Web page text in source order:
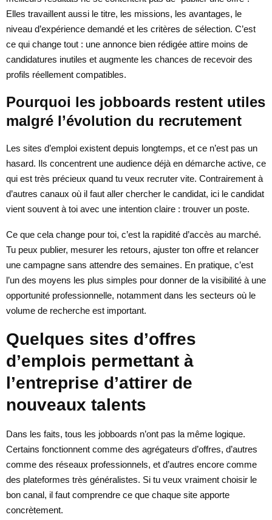
Elles travaillent aussi le titre, les missions, les avantages, le
niveau d’expérience demandé et les critères de sélection. C’est
ce qui change tout : une annonce bien rédigée attire moins de
candidatures inutiles et augmente les chances de recevoir des
profils réellement compatibles.
Pourquoi les jobboards restent utiles
malgré l’évolution du recrutement
Les sites d’emploi existent depuis longtemps, et ce n’est pas un
hasard. Ils concentrent une audience déjà en démarche active, ce
qui est très précieux quand tu veux recruter vite. Contrairement à
d’autres canaux où il faut aller chercher le candidat, ici le candidat
vient souvent à toi avec une intention claire : trouver un poste.
Ce que cela change pour toi, c’est la rapidité d’accès au marché.
Tu peux publier, mesurer les retours, ajuster ton offre et relancer
une campagne sans attendre des semaines. En pratique, c’est
l’un des moyens les plus simples pour donner de la visibilité à une
opportunité professionnelle, notamment dans les secteurs où le
volume de recherche est important.
Quelques sites d’offres
d’emplois permettant à
l’entreprise d’attirer de
nouveaux talents
Dans les faits, tous les jobboards n’ont pas la même logique.
Certains fonctionnent comme des agrégateurs d’offres, d’autres
comme des réseaux professionnels, et d’autres encore comme
des plateformes très généralistes. Si tu veux vraiment choisir le
bon canal, il faut comprendre ce que chaque site apporte
concrètement.